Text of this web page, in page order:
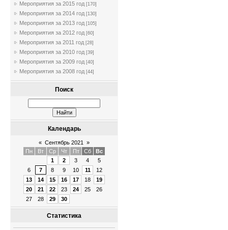
Мероприятия за 2015 год [170]
Мероприятия за 2014 год [130]
Мероприятия за 2013 год [105]
Мероприятия за 2012 год [60]
Мероприятия за 2011 год [28]
Мероприятия за 2010 год [39]
Мероприятия за 2009 год [40]
Мероприятия за 2008 год [44]
Поиск
Календарь
« Сентябрь 2021
»
Пн
Вт Ср Чт Пт Сб
Вс
1
2 3 4
5
6
7 8 9 10 11
12
13
14 15 16 17 18
19
20
21 22 23 24 25
26
27
28 29 30
Статистика